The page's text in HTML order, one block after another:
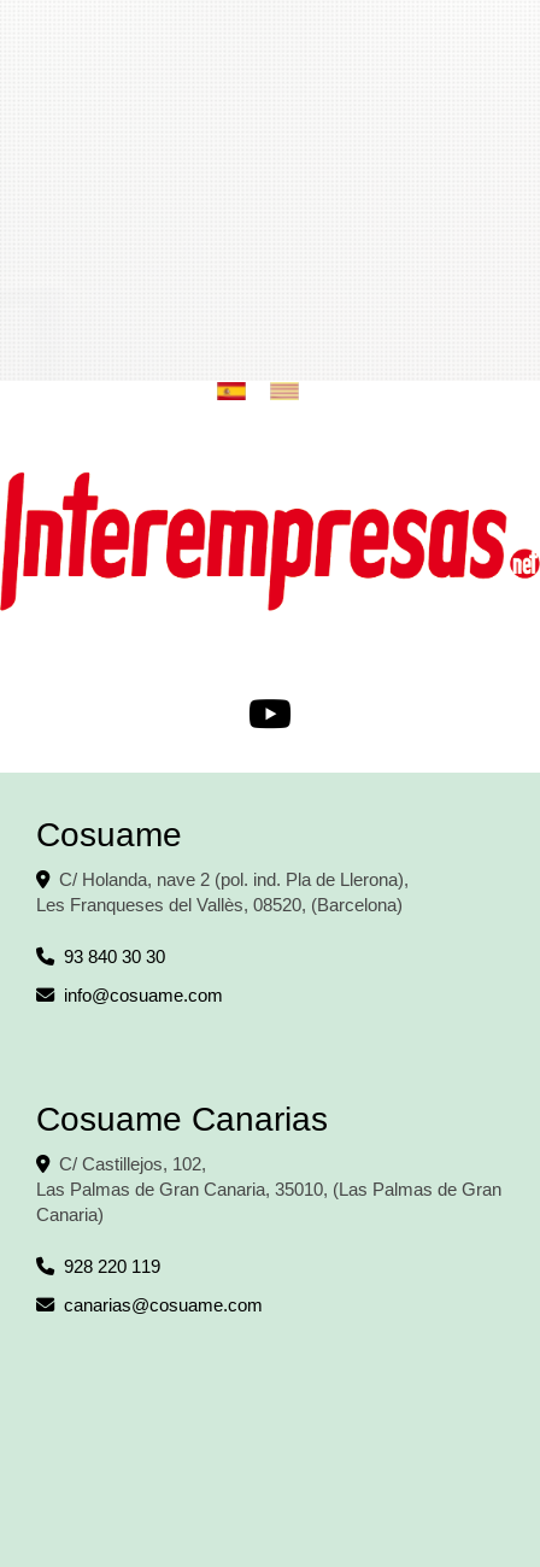
Cosuame
C/ Holanda, nave 2 (pol. ind. Pla de Llerona),
Les Franqueses del Vallès, 08520, (Barcelona)
93 840 30 30
info
cosuame.com
Cosuame Canarias
C/ Castillejos, 102,
Las Palmas de Gran Canaria, 35010, (Las Palmas de Gran
Canaria)
928 220 119
canarias
cosuame.com